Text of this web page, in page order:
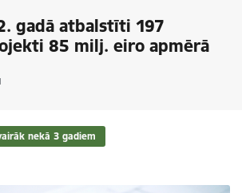
gadā atbalstīti 197
85 milj. eiro apmērā
nekā 3 gadiem